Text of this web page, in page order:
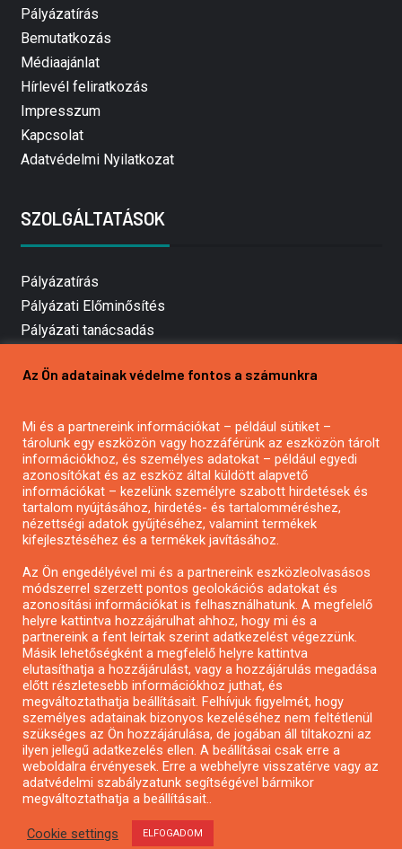
Pályázatírás
Bemutatkozás
Médiaajánlat
Hírlevél feliratkozás
Impresszum
Kapcsolat
Adatvédelmi Nyilatkozat
SZOLGÁLTATÁSOK
Pályázatírás
Pályázati Előminősítés
Pályázati tanácsadás
Mezőgazdasági pályázatírás
Pályázatírás civil szervezeteknek
Pályázatírás önkormányzatoknak
Pályázatfigyelés
Specifikus pályázatfigyelés vagy hírlevél
Pályázatok magánszemélyeknek
Pályázatok civil szervezeteknek
Pályázatok vállalkozásoknak
Önkormányzati pályázatok
Mezőgazdasági pályázatok
Falusi turizmus pályázatok
Napelem pályázatok
GINOP pályázatok
Az Ön adatainak védelme fontos a számunkra
Mi és a partnereink információkat – például sütiket –
tárolunk egy eszközön vagy hozzáférünk az eszközön tárolt
információkhoz, és személyes adatokat – például egyedi
azonosítókat és az eszköz által küldött alapvető
információkat – kezelünk személyre szabott hirdetések és
tartalom nyújtásához, hirdetés- és tartalomméréshez,
nézettségi adatok gyűjtéséhez, valamint termékek
kifejlesztéséhez és a termékek javításához.
Az Ön engedélyével mi és a partnereink eszközleolvasásos
módszerrel szerzett pontos geolokációs adatokat és
azonosítási információkat is felhasználhatunk. A megfelelő
helyre kattintva hozzájárulhat ahhoz, hogy mi és a
partnereink a fent leírtak szerint adatkezelést végezzünk.
Másik lehetőségként a megfelelő helyre kattintva
elutasíthatja a hozzájárulást, vagy a hozzájárulás megadása
előtt részletesebb információkhoz juthat, és
megváltoztathatja beállításait. Felhívjuk figyelmét, hogy
személyes adatainak bizonyos kezeléséhez nem feltétlenül
szükséges az Ön hozzájárulása, de jogában áll tiltakozni az
ilyen jellegű adatkezelés ellen. A beállításai csak erre a
weboldalra érvényesek. Erre a webhelyre visszatérve vagy az
adatvédelmi szabályzatunk segítségével bármikor
megváltoztathatja a beállításait..
Cookie settings ELFOGADOM